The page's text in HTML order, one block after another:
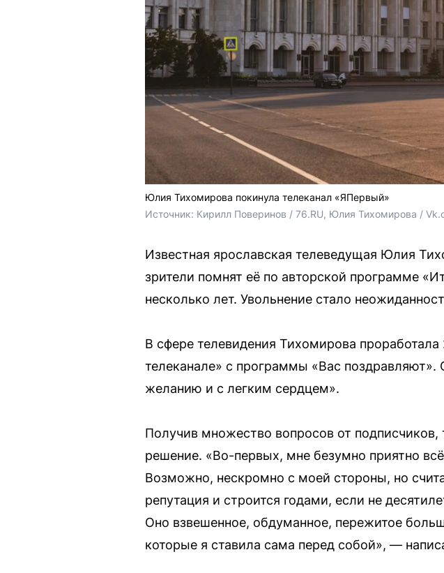
Юлия Тихомирова покинула телеканал «ЯПервый»
Источник: Кирилл Поверинов / 76.RU, Юлия Тихомирова /
Известная ярославская телеведущая Юлия
зрители помнят её по авторской программе
несколько лет. Увольнение стало
В сфере телевидения Тихомирова
телеканале» с программы «Вас
желанию и с легким сердцем».
Получив множество вопросов от
решение. «Во-первых, мне безумно приятно
Возможно, нескромно с моей стороны, но
репутация и строится годами, если не
Оно взвешенное, обдуманное, пережитое
которые я ставила сама перед собой», —